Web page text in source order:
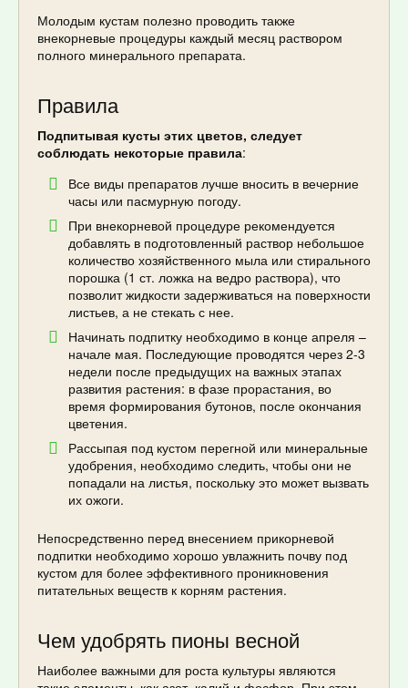
Молодым кустам полезно проводить также
внекорневые процедуры каждый месяц раствором
полного минерального препарата.
Правила
Подпитывая кусты этих цветов, следует
соблюдать некоторые правила:
Все виды препаратов лучше вносить в вечерние
часы или пасмурную погоду.
При внекорневой процедуре рекомендуется
добавлять в подготовленный раствор небольшое
количество хозяйственного мыла или стирального
порошка (1 ст. ложка на ведро раствора), что
позволит жидкости задерживаться на поверхности
листьев, а не стекать с нее.
Начинать подпитку необходимо в конце апреля –
начале мая. Последующие проводятся через 2-3
недели после предыдущих на важных этапах
развития растения: в фазе прорастания, во
время формирования бутонов, после окончания
цветения.
Рассыпая под кустом перегной или минеральные
удобрения, необходимо следить, чтобы они не
попадали на листья, поскольку это может вызвать
их ожоги.
Непосредственно перед внесением прикорневой
подпитки необходимо хорошо увлажнить почву под
кустом для более эффективного проникновения
питательных веществ к корням растения.
Чем удобрять пионы весной
Наиболее важными для роста культуры являются